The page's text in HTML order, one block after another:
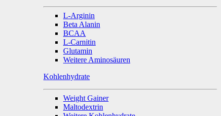
L-Arginin
Beta Alanin
BCAA
L-Carnitin
Glutamin
Weitere Aminosäuren
Kohlenhydrate
Weight Gainer
Maltodextrin